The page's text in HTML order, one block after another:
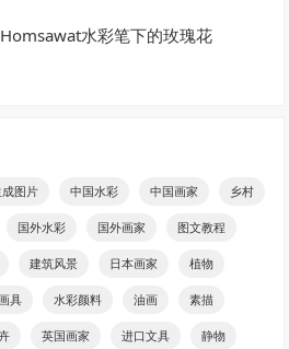
水彩笔下的玫瑰花
图片 中国水彩 中国画家 乡村
国外水彩 国外画家 图文教程
建筑风景 日本画家 植物
具 水彩颜料 油画 素描
英国画家 进口文具 静物